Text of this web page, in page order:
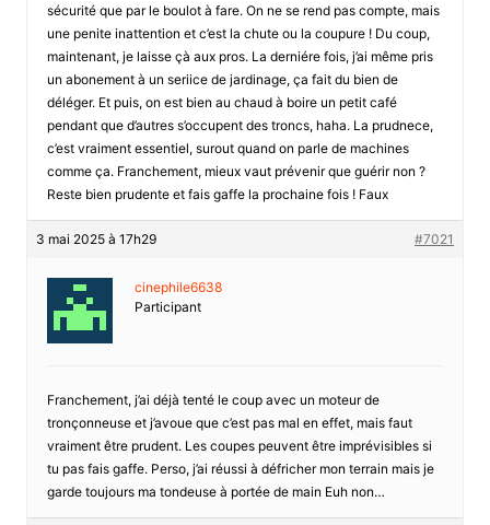
sécurité que par le boulot à fare. On ne se rend pas compte, mais
une penite inattention et c’est la chute ou la coupure ! Du coup,
maintenant, je laisse çà aux pros. La derniére fois, j’ai même pris
un abonement à un seriice de jardinage, ça fait du bien de
déléger. Et puis, on est bien au chaud à boire un petit café
pendant que d’autres s’occupent des troncs, haha. La prudnece,
c’est vraiment essentiel, surout quand on parle de machines
comme ça. Franchement, mieux vaut prévenir que guérir non ?
Reste bien prudente et fais gaffe la prochaine fois ! Faux
3 mai 2025 à 17h29 #7021
cinephile6638
Participant
Franchement, j’ai déjà tenté le coup avec un moteur de
tronçonneuse et j’avoue que c’est pas mal en effet, mais faut
vraiment être prudent. Les coupes peuvent être imprévisibles si
tu pas fais gaffe. Perso, j’ai réussi à défricher mon terrain mais je
garde toujours ma tondeuse à portée de main Euh non…